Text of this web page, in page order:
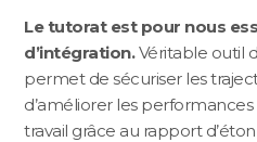
Le tutorat est pour nous
d’intégration.Véritable outil
permet de sécuriser les
d’améliorer les
travail grâce au rapport